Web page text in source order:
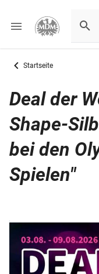
Startseite
Deal der
Shape-
bei den
Spielen"